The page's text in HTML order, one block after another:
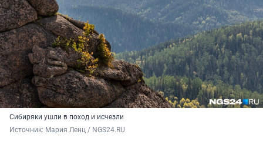
Сибиряки ушли в поход и исчезли
Источник: Мария Ленц / NGS24.RU